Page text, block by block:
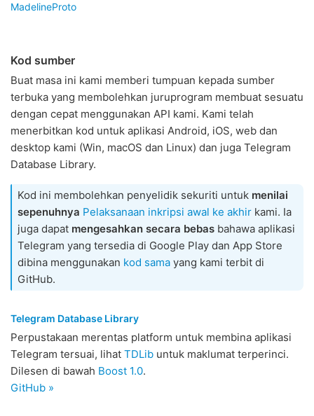
MadelineProto
Kod sumber
Buat masa ini kami memberi tumpuan kepada sumber
terbuka yang membolehkan juruprogram membuat sesuatu
dengan cepat menggunakan API kami. Kami telah
menerbitkan kod untuk aplikasi Android, iOS, web dan
desktop kami (Win, macOS dan Linux) dan juga Telegram
Database Library.
Kod ini membolehkan penyelidik sekuriti untuk menilai
sepenuhnya Pelaksanaan inkripsi awal ke akhir kami. Ia
juga dapat mengesahkan secara bebas bahawa aplikasi
Telegram yang tersedia di Google Play dan App Store
dibina menggunakan kod sama yang kami terbit di
GitHub.
Telegram Database Library
Perpustakaan merentas platform untuk membina aplikasi
Telegram tersuai, lihat TDLib untuk maklumat terperinci.
Dilesen di bawah Boost 1.0.
GitHub »